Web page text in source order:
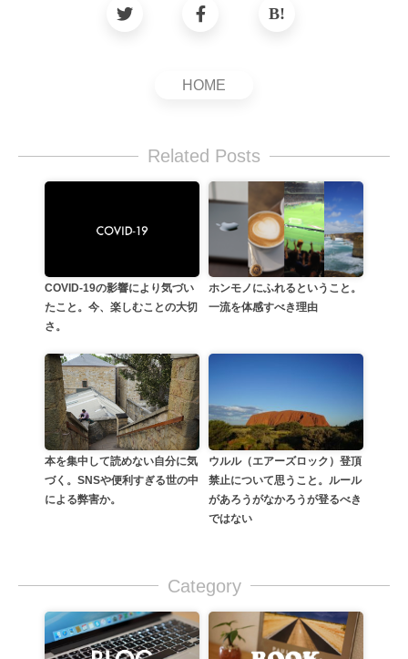
HOME
Related Posts
COVID-19の影響により気づい
たこと。今、楽しむことの大切
さ。
ホンモノにふれるということ。
一流を体感すべき理由
本を集中して読めない自分に気
づく。SNSや便利すぎる世の中
による弊害か。
ウルル（エアーズロック）登頂
禁止について思うこと。ルール
があろうがなかろうが登るべき
ではない
Category